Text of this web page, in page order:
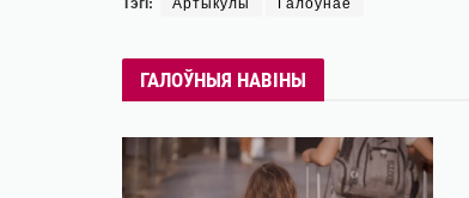
ГАЛОЎНЫЯ НАВІНЫ